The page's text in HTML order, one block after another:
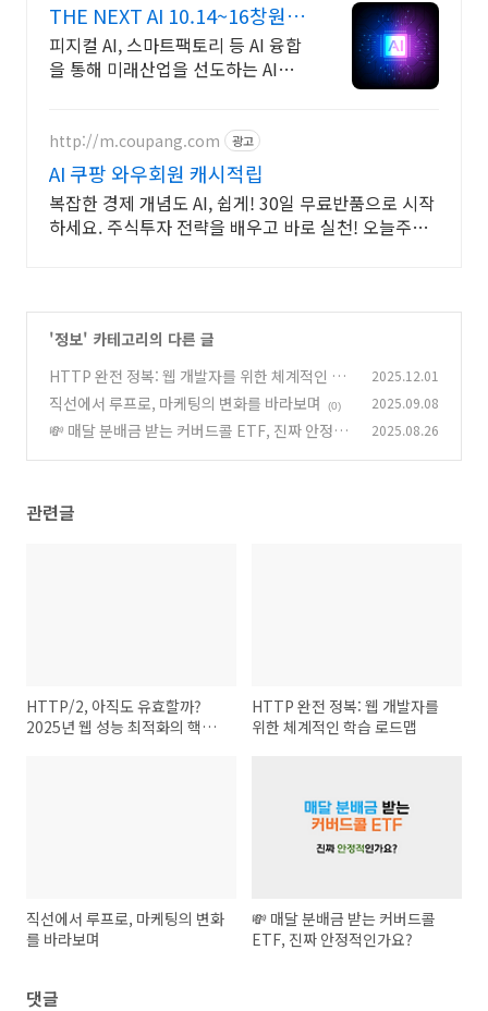
THE NEXT AI 10.14~16창원컨
벤션센터
피지컬 AI, 스마트팩토리 등 AI 융합
을 통해 미래산업을 선도하는 AI전
http://m.coupang.com 광고
AI 쿠팡 와우회원 캐시적립
복잡한 경제 개념도 AI, 쉽게! 30일 무료반품으로 시작
하세요. 주식투자 전략을 배우고 바로 실천! 오늘주문
'정보' 카테고리의 다른 글
HTTP 완전 정복: 웹 개발자를 위한 체계적인 학
습 로드맵
(0)
2025.12.01
직선에서 루프로, 마케팅의 변화를 바라보며 (0) 2025.09.08
💸 매달 분배금 받는 커버드콜 ETF, 진짜 안정적
2025.08.26
관련글
HTTP/2, 아직도 유효할까?
2025년 웹 성능 최적화의 핵심
HTTP 완전 정복: 웹 개발자를
위한 체계적인 학습 로드맵
직선에서 루프로, 마케팅의 변화
를 바라보며
💸 매달 분배금 받는 커버드콜
ETF, 진짜 안정적인가요?
댓글